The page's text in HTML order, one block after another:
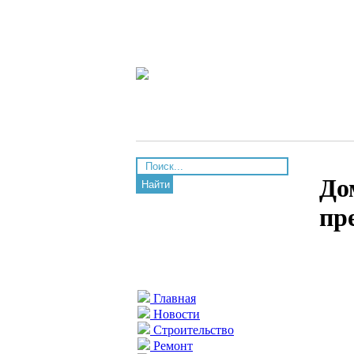
Найти
Главная
Новости
Строительство
Ремонт